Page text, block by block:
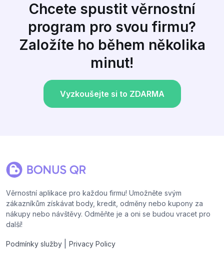
Chcete spustit věrnostní
program pro svou firmu?
Založíte ho během několika
minut!
Vyzkoušejte si to ZDARMA
Věrnostní aplikace pro každou firmu! Umožněte svým
zákazníkům získávat body, kredit, odměny nebo kupony za
nákupy nebo návštěvy. Odměňte je a oni se budou vracet pro
další!
Podmínky služby Privacy Policy